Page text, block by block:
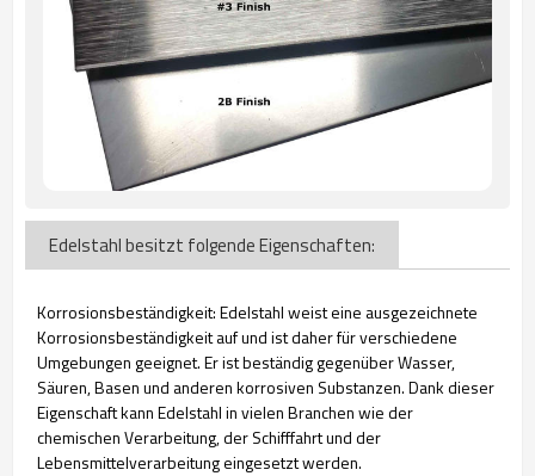
Edelstahl besitzt folgende Eigenschaften:
Korrosionsbeständigkeit: Edelstahl weist eine ausgezeichnete
Korrosionsbeständigkeit auf und ist daher für verschiedene
Umgebungen geeignet. Er ist beständig gegenüber Wasser,
Säuren, Basen und anderen korrosiven Substanzen. Dank dieser
Eigenschaft kann Edelstahl in vielen Branchen wie der
chemischen Verarbeitung, der Schifffahrt und der
Lebensmittelverarbeitung eingesetzt werden.